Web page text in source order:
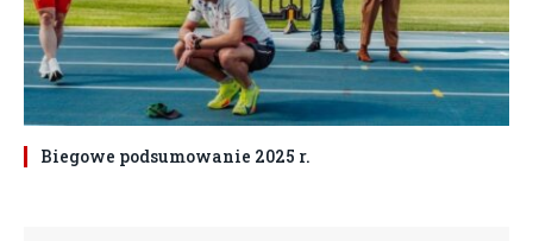
Biegowe podsumowanie 2025 r.